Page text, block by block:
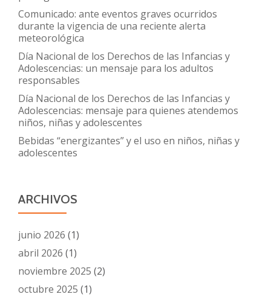
Comunicado: ante eventos graves ocurridos
durante la vigencia de una reciente alerta
meteorológica
Día Nacional de los Derechos de las Infancias y
Adolescencias: un mensaje para los adultos
responsables
Día Nacional de los Derechos de las Infancias y
Adolescencias: mensaje para quienes atendemos
niños, niñas y adolescentes
Bebidas “energizantes” y el uso en niños, niñas y
adolescentes
ARCHIVOS
junio 2026 (1)
abril 2026 (1)
noviembre 2025 (2)
octubre 2025 (1)